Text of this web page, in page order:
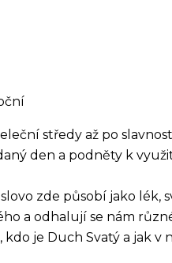
středy až po
den a podněty k
zde působí jako lék,
a odhalují se nám
je Duch Svatý a jak v